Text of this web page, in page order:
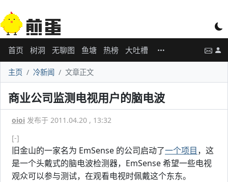
首页 树洞 无聊图 鱼塘 热榜 大吐槽
主页 冷新闻 文章正文
商业公司监测电视用户的脑电波
oioi 发布于 2011.04.20 , 13:32
[-]
旧金山的一家名为 EmSense 的公司启动了一个项目，这
是一个头戴式的脑电波检测器，EmSense 希望一些电视
观众可以参与测试，在观看电视时佩戴这个东东。